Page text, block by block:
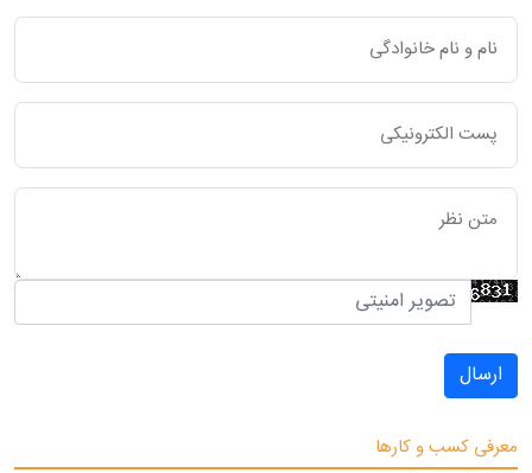
ارسال
معرفی کسب و کارها